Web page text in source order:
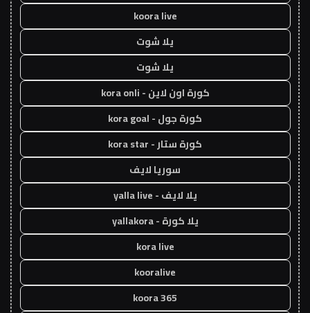
koora live
يلا شوت
يلا شوت
كورة اون لاين - kora onli
كورة جول - kora goal
كورة ستار - kora star
سوريا لايف
يلا لايف - yalla live
يلا كورة - yallakora
kora live
kooralive
koora 365